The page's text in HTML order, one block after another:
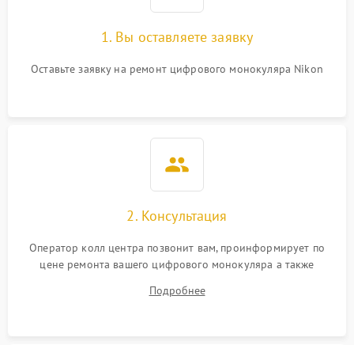
1500 ₽
изображения
1000 ₽ Подробнее →
2000 ₽
Проблемы с заземлением 1000 ₽
Повреждение печатной
платы
1. Вы оставляете заявку
Оставьте заявку на ремонт цифрового монокуляра Nikon
2. Консультация
Оператор колл центра позвонит вам, проинформирует по
цене ремонта вашего цифрового монокуляра а также
Подробнее